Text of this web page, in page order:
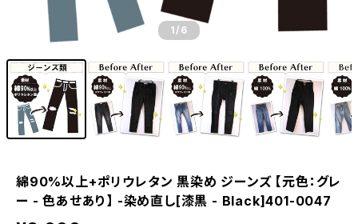
1 /6
綿90%以上+ポリウレタン 黒染め ジーンズ 【元色：グレ
ー - 色あせあり】 -染め直し[漆黒 - Black]401-0047